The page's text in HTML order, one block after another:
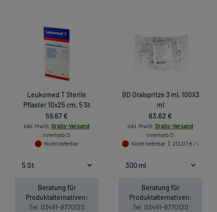
Leukomed T Sterile
Pflaster 10x25 cm, 5 St
59,67 €
inkl. MwSt. Gratis-Versand
innerhalb D.
Nicht lieferbar
Beratung für
Produktalternativen:
Tel. 03491-8770120
BD Oralspritze 3 ml, 100X3
ml
63,62 €
inkl. MwSt. Gratis-Versand
innerhalb D.
Nicht lieferbar
212,07 € / l
Beratung für
Produktalternativen:
Tel. 03491-8770120